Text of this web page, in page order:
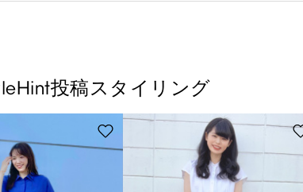
投稿スタイリング